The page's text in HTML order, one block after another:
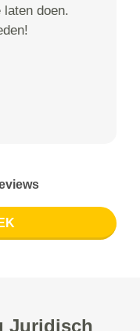
doen.
Juridisch